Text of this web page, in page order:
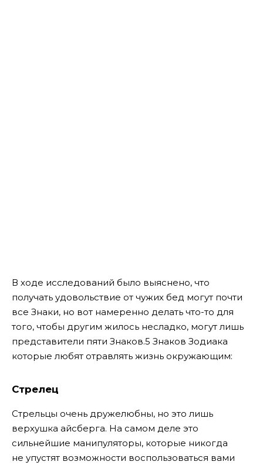
В ходе исследований было выяснено, что
получать удовольствие от чужих бед могут почти
все Знаки, но вот намеренно делать что-то для
того, чтобы другим жилось несладко, могут лишь
представители пяти Знаков.5 Знаков Зодиака
которые любят отравлять жизнь окружающим:
Стрелец
Стрельцы очень дружелюбны, но это лишь
верхушка айсберга. На самом деле это
сильнейшие манипуляторы, которые никогда
не упустят возможности воспользоваться вами